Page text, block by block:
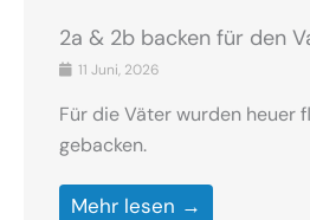
2a & 2b backen für den
11 Juni, 2026
Für die Väter wurden heuer
gebacken.
Mehr lesen →